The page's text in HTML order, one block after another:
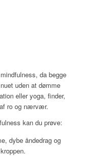
da begge
uden at dømme
eller yoga, finder,
ro og nærvær.
kan du prøve:
dybe åndedrag og